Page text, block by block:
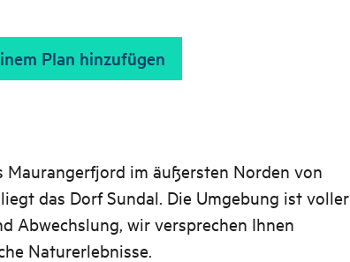
Plan hinzufügen
Maurangerfjord im äußersten Norden von
das Dorf Sundal. Die Umgebung ist voller
Abwechslung, wir versprechen Ihnen
Naturerlebnisse.